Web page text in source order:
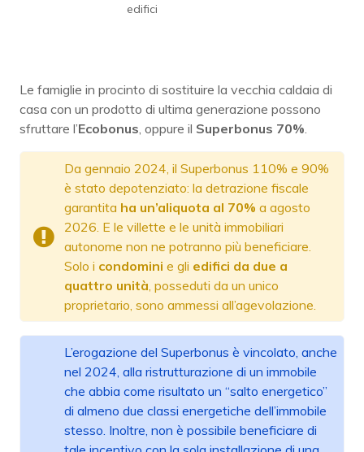
edifici
Le famiglie in procinto di sostituire la vecchia caldaia di
casa con un prodotto di ultima generazione possono
sfruttare l’Ecobonus , oppure il Superbonus 70%
Da gennaio 2024, il Superbonus 110% e 90%
è stato depotenziato: la detrazione fiscale
garantita ha un’aliquota al 70% a agosto
2026. E le villette e le unità immobiliari
autonome non ne potranno più beneficiare.
Solo i condomini e gli edifici da due a
quattro unità , posseduti da un unico
proprietario, sono ammessi all’agevolazione.
L’erogazione del Superbonus è vincolato, anche
nel 2024, alla ristrutturazione di un immobile
che abbia come risultato un “salto energetico”
di almeno due classi energetiche dell’immobile
stesso. Inoltre, non è possibile beneficiare di